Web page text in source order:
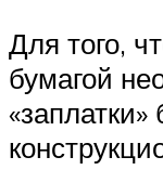
Для того,
бумагой
«заплатки»